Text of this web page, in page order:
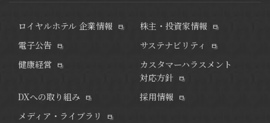
ロイヤルホテル 企業情報
株主・投資家情報
電子公告
サステナビリティ
健康経営
カスタマーハラスメント
対応方針
DXへの取り組み
採用情報
メディア・ライブラリ